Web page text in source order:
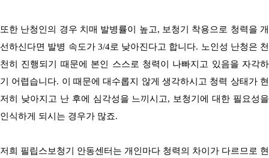
또한 난청인의 경우 치매 발병률이 높고, 보청기 착용으로 청력을 개
선하신다면 발병 속도가 3/4로 낮아진다고 합니다. 노인성 난청은 천
천히 진행되기 때문에 본인 스스로 청력이 나빠지고 있음을 자각하
기 어렵습니다. 이 때문에 대수롭지 않게 생각하시고 청력 상태가 현
저히 낮아지고 난 후에 심각성을 느끼시고, 보청기에 대한 필요성을
인식하게 되시는 경우가 많죠.
저희 필립스보청기 안동센터는 개인마다 청력의 차이가 다르므로 현